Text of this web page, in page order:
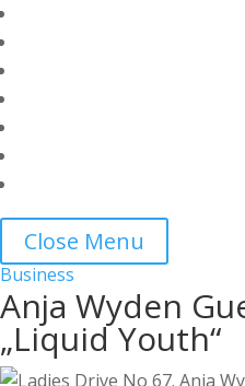
Close Menu
Business
Anja Wyden
„Liquid Youth“